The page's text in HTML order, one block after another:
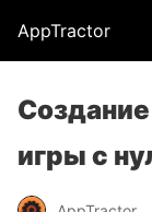
AppTractor
игры с